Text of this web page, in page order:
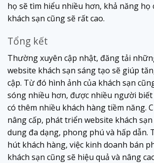
họ sẽ tìm hiểu nhiều hơn, khả năng
khách sạn cũng sẽ rất cao.
Tổng kết
Thường xuyên cập nhật, đăng tải
website khách sạn sáng tạo sẽ giúp
cập. Từ đó hình ảnh của khách sạn
sóng nhiều hơn, được nhiều người biết
có thêm nhiều khách hàng tiềm năng.
nâng cấp, phát triển website khách
dung đa dạng, phong phú và hấp dẫn.
hút khách hàng, việc kinh doanh bán
khách sạn cũng sẽ hiệu quả và nâng